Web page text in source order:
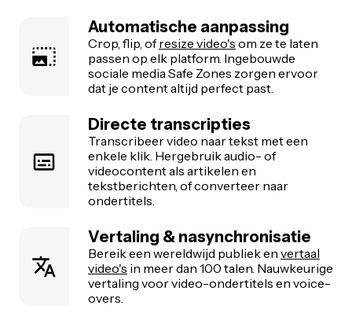
Automatische aanpassing
Crop, flip, ofresize video's om ze te laten
passen op elk platform. Ingebouwde
sociale media Safe Zones zorgen ervoor
dat je content altijd perfect past.
Directe transcripties
Transcribeer video naar tekst met een
enkele klik. Hergebruik audio- of
videocontent als artikelen en
tekstberichten, of converteer naar
ondertitels.
Vertaling & nasynchronisatie
Bereik een wereldwijd publiek en vertaal
video's in meer dan 100 talen. Nauwkeurige
vertaling voor video-ondertitels en voice-
overs.